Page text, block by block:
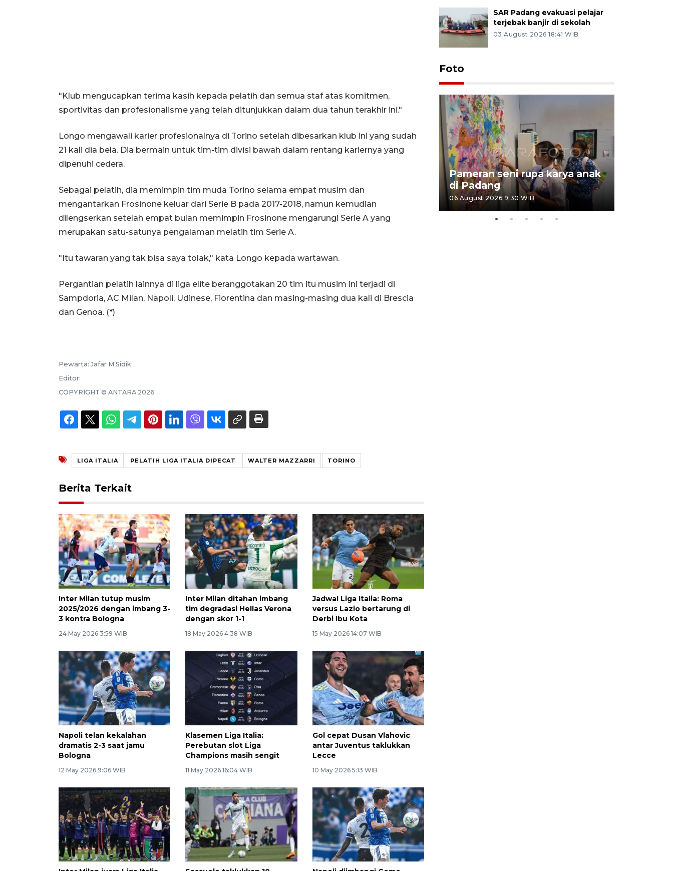
"Klub mengucapkan terima kasih kepada pelatih dan semua staf atas komitmen,
sportivitas dan profesionalisme yang telah ditunjukkan dalam dua tahun terakhir ini."
Longo mengawali karier profesionalnya di Torino setelah dibesarkan klub ini yang sudah
21 kali dia bela. Dia bermain untuk tim-tim divisi bawah dalam rentang kariernya yang
dipenuhi cedera.
Sebagai pelatih, dia memimpin tim muda Torino selama empat musim dan
mengantarkan Frosinone keluar dari Serie B pada 2017-2018, namun kemudian
dilengserkan setelah empat bulan memimpin Frosinone mengarungi Serie A yang
merupakan satu-satunya pengalaman melatih tim Serie A.
"Itu tawaran yang tak bisa saya tolak," kata Longo kepada wartawan.
Pergantian pelatih lainnya di liga elite beranggotakan 20 tim itu musim ini terjadi di
Sampdoria, AC Milan, Napoli, Udinese, Fiorentina dan masing-masing dua kali di Brescia
dan Genoa. (*)
Pewarta: Jafar M Sidik
Editor:
COPYRIGHT © ANTARA 2026
LIGA ITALIA PELATIH LIGA ITALIA DIPECAT WALTER MAZZARRI TORINO
Berita Terkait
Inter Milan tutup musim
2025/2026 dengan imbang 3-
3 kontra Bologna
24 May 2026 3:59 WIB
Inter Milan ditahan imbang
tim degradasi Hellas Verona
dengan skor 1-1
18 May 2026 4:38 WIB
Jadwal Liga Italia: Roma
versus Lazio bertarung di
Derbi Ibu Kota
15 May 2026 14:07 WIB
Napoli telan kekalahan
dramatis 2-3 saat jamu
Bologna
12 May 2026 9:06 WIB
Klasemen Liga Italia:
Perebutan slot Liga
Champions masih sengit
11 May 2026 16:04 WIB
Gol cepat Dusan Vlahovic
antar Juventus taklukkan
Lecce
10 May 2026 5:13 WIB
SAR Padang evakuasi pelajar
terjebak banjir di sekolah
03 August 2026 18:41 WIB
Foto
Sumbar
Pameran seni rupa karya anak
di Padang
06 August 2026 9:30 WIB